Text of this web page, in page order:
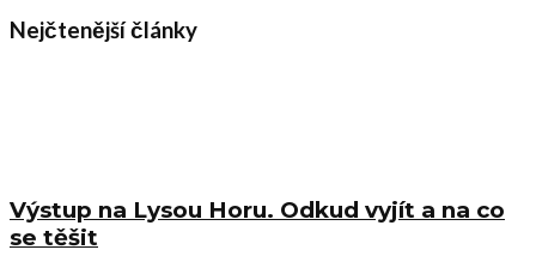
Nejčtenější články
Výstup na Lysou Horu. Odkud vyjít a na co
se těšit